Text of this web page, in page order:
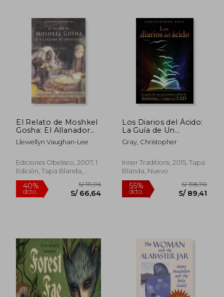
55%
dcto. S/ 82,86
55%
dcto.
El Relato de Moshkel
Gosha: El Allanador
de Obstaculos
Llewellyn Vaughan-Lee
Ediciones Obelisco, 2007, 1
Edición, Tapa Blanda,
Nuevo
Los Diarios del Ácido:
La Guía de Un
Psiconauta Sobre La
Historia Y El USO del
Gray, Christopher
Inner Traditions, 2015, Tapa
Blanda, Nuevo